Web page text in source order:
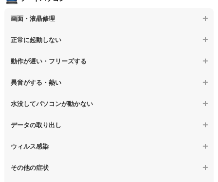
【デスクトップPC】電源故障
【デスクトップPC】液晶ディスプレイ交換
【デスクトップPC】マザーボード交換
【デスクトップPC】OS再インストール
画面・液晶修理
【ノートパソコン】画面の割れ・破損
正常に起動しない
【ノートパソコン】電源を押しても反応がない
【ノートパソコン】修復モードから復旧できない
【ノートパソコン】その他の起動しない問題
動作が遅い・フリーズする
【ノートパソコン】操作中の動作が重い
異音がする・熱い
【ノートパソコン】パソコンから異音がする
水没してパソコンが動かない
【ノートパソコン】水没してパソコンが動かない
データの取り出し
【ノートパソコン】起動しないPCのデータを復旧
ウィルス感染
【ノートパソコン】特定のプログラムを削除したい
その他の症状